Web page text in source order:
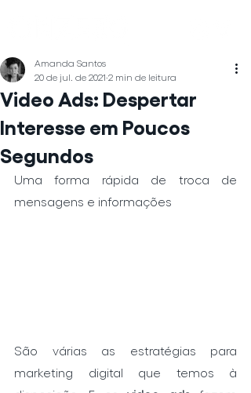
Video Ads: Despertar
Interesse em Poucos
Segundos
Amanda Santos
20 de jul. de 2021 2 min de leitura
Uma forma rápida de troca de
mensagens e informações
São várias as estratégias para
marketing digital que temos à